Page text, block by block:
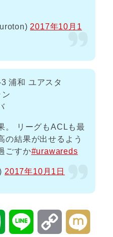
2017年10月1
浦和 ユアスタ
。 リーグもACLも最
の結果が出せるよう
ごすか#urawareds
2017年10月1日